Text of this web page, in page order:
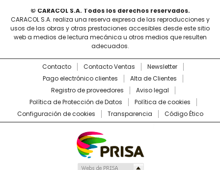
© CARACOL S.A. Todos los derechos reservados.
CARACOL S.A. realiza una reserva expresa de las reproducciones y
usos de las obras y otras prestaciones accesibles desde este sitio
web a medios de lectura mecánica u otros medios que resulten
adecuados.
Contacto Contacto Ventas
Newsletter
Pago electrónico clientes
Alta de Clientes
Registro de proveedores
Aviso legal
Política de Protección de Datos
Política de cookies
Configuración de cookies
Transparencia Código Ético